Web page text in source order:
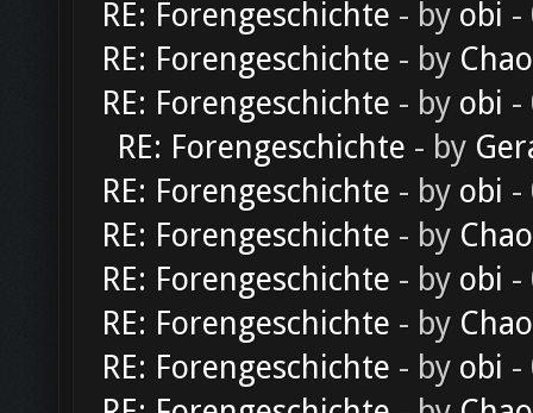
RE: Forengeschichte - by obi -
RE: Forengeschichte - by
RE: Forengeschichte - by obi -
RE: Forengeschichte - by
RE: Forengeschichte - by obi -
RE: Forengeschichte - by
RE: Forengeschichte - by obi -
RE: Forengeschichte - by
RE: Forengeschichte - by obi -